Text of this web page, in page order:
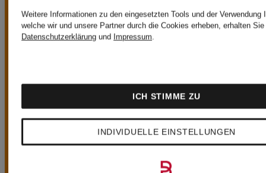
149€
Ab einem
Weitere Informationen zu den eingesetzten Tools und der Verwendung
welche wir und unsere Partner durch die Cookies erheben, erhalten
Datenschutzerklärung und Impressum.
INDIVIDUELLE EINSTELLUNGEN
ICH STIMME ZU